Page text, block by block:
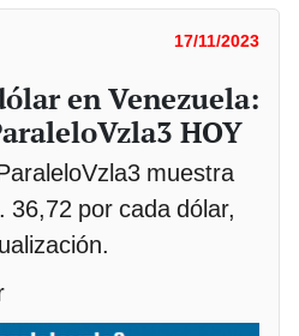
17/11/2023
en Venezuela:
HOY
muestra
36,72 por cada dólar,